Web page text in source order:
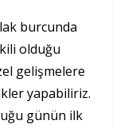
burcunda
olduğu
gelişmelere
yapabiliriz.
günün ilk